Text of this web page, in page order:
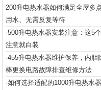
200升电热水器如何满足全屋多
用水、无需反复等待
·500升电热水器安装注意：这5
注意就白装
·455升电热水器维护保养，内胆
棒更换电路故障排查维修方法
·如何选择适配的1000升电热水